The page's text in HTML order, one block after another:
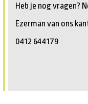
Heb je nog vragen?
Ezerman van ons
0412 644179